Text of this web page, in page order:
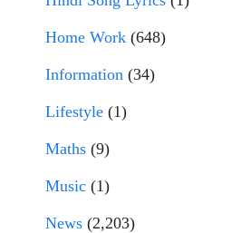
Home Work (648)
Information (34)
Lifestyle (1)
Maths (9)
Music (1)
News (2,203)